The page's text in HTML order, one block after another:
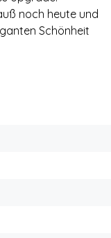
noch heute und
Schönheit